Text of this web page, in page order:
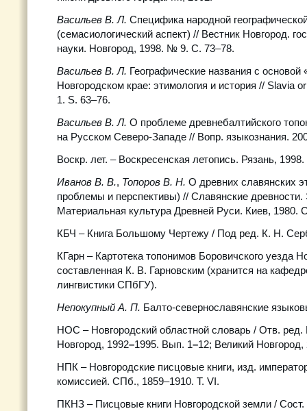
Васильев В. Л. Специфика народной
(семасиологический аспект) // Вестник Новгород.
науки. Новгород, 1998. № 9. С. 73–78.
Васильев В. Л. Географические названия с основой
Новгородском крае: этимология и история // Slavia
1. S. 63–76.
Васильев В. Л. О проблеме древнебалтийского
на Русском Северо-Западе // Вопр. языкознания.
Воскр. лет. – Воскресенская летопись. Рязань, 1998.
Иванов В. В., Топоров В. Н. О древних славянских
проблемы и перспективы) // Славянские древности.
Материальная культура Древней Руси. Киев, 1980.
КБЧ – Книга Большому Чертежу / Под ред. К. Н.
КГарн – Картотека топонимов Боровичского уезда
составленная К. В. Гарновским (хранится на
лингвистики СПбГУ).
Непокупный А. П. Балто-севернославянские
НОС – Новгородский областной словарь / Отв. ред.
Новгород, 1992–1995. Вып. 1–12; Великий
НПК – Новгородские писцовые книги, изд.
комиссией. СПб., 1859–1910. Т. VI.
ПКНЗ – Писцовые книги Новгородской земли /